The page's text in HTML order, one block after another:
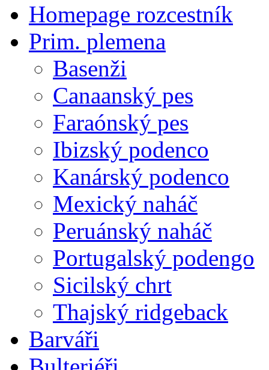
Homepage rozcestník
Prim. plemena
Basenži
Canaanský pes
Faraónský pes
Ibizský podenco
Kanárský podenco
Mexický naháč
Peruánský naháč
Portugalský podengo
Sicilský chrt
Thajský ridgeback
Barváři